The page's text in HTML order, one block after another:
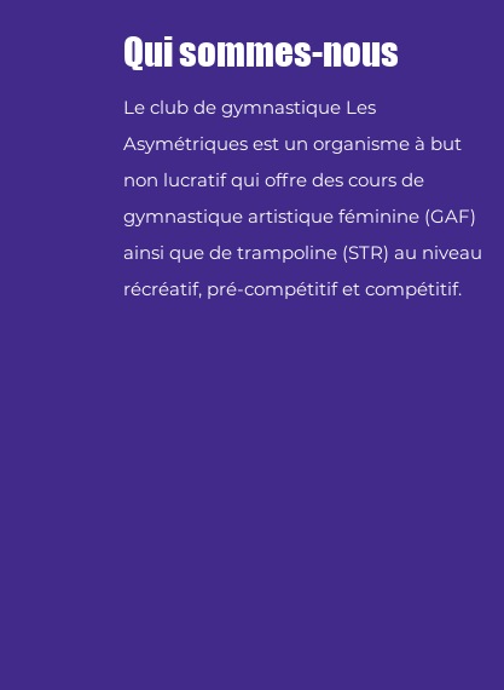
Qui sommes-nous
Le club de gymnastique Les
Asymétriques est un organisme à but
non lucratif qui offre des cours de
gymnastique artistique féminine (GAF)
ainsi que de trampoline (STR) au niveau
récréatif, pré-compétitif et compétitif.